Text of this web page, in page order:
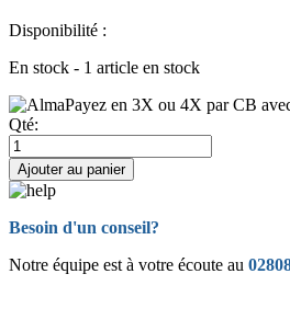
Disponibilité :
En stock - 1 article en stock
Payez en 3X ou 4X par CB
Qté:
Ajouter au panier
Besoin d'un conseil?
Notre équipe est à votre écoute au